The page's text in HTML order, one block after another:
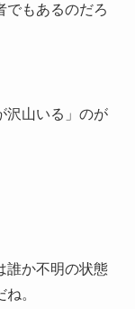
でもあるのだろ
沢山いる」のが
誰か不明の状態
。